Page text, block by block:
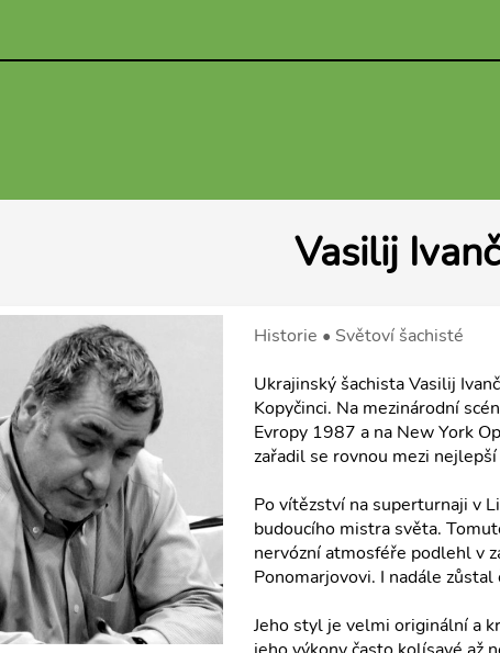
Vasilij
Historie • Světoví šachisté
Ukrajinský šachista Vasilij
Kopyčinci. Na mezinárodní
Evropy 1987 a na New York
zařadil se rovnou mezi
Po vítězství na superturnaji v
budoucího mistra světa.
nervózní atmosféře podlehl v
Ponomarjovovi. I nadále
Jeho styl je velmi originální a